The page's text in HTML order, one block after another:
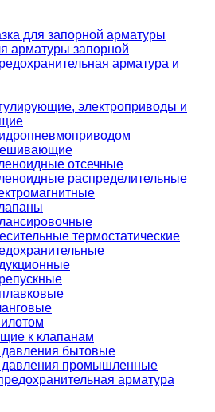
для запорной арматуры
арматуры запорной
арматура и
электроприводы и
отсечные
распределительные
термостатические
к клапанам
давления бытовые
давления промышленные
арматура